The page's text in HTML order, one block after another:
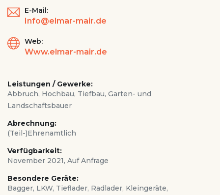
E-Mail:
Info@elmar-mair.de
Web:
Www.elmar-mair.de
Leistungen / Gewerke:
Abbruch, Hochbau, Tiefbau, Garten- und
Landschaftsbauer
Abrechnung:
(Teil-)Ehrenamtlich
Verfügbarkeit:
November 2021, Auf Anfrage
Besondere Geräte:
Bagger, LKW, Tieflader, Radlader, Kleingeräte,